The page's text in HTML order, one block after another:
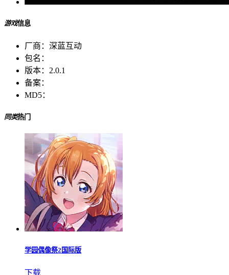
游戏信息
厂商： 深蓝互动
包名：
版本： 2.0.1
备案：
MD5：
同类热门
学园偶像祭2国际版
下载